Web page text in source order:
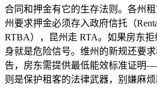
合同和押金有它的生存法则。各州
州要求押金必须存入政府信托（
RTBA），昆州走 RTA。如果房东
身就是危险信号。维州的新规还要
告，房东需提供最低能效标准证明
则是保护租客的法律武器，别嫌麻烦